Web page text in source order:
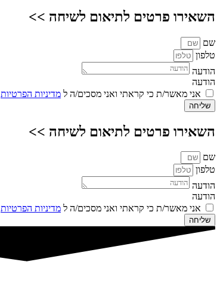
השאירו פרטים לתיאום לשיחה >>
שם
טלפון
הודעה
הודעה
אני מאשר/ת כי קראתי ואני מסכים/ה ל מדיניות הפרטיות
שליחה
השאירו פרטים לתיאום לשיחה >>
שם
טלפון
הודעה
הודעה
אני מאשר/ת כי קראתי ואני מסכים/ה ל מדיניות הפרטיות
שליחה